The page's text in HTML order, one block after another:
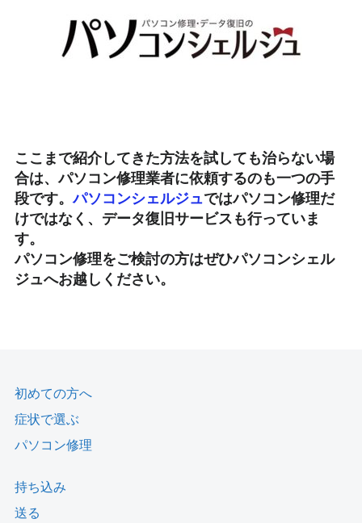
ここまで紹介してきた方法を試しても治らない場
合は、パソコン修理業者に依頼するのも一つの手
段です。パソコンシェルジュではパソコン修理だ
けではなく、データ復旧サービスも行っていま
す。
パソコン修理をご検討の方はぜひパソコンシェル
ジュへお越しください。
初めての方へ
症状で選ぶ
パソコン修理
持ち込み
送る